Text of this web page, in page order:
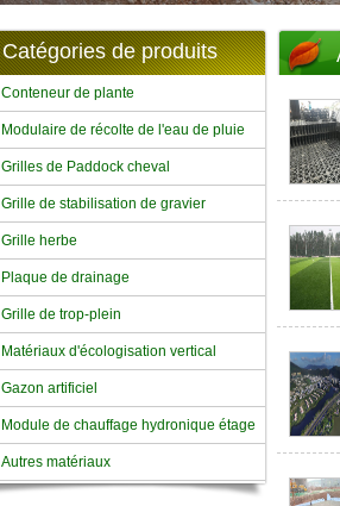
Catégories de produits
Conteneur de plante
Modulaire de récolte de l'eau de pluie
Grilles de Paddock cheval
Grille de stabilisation de gravier
Grille herbe
Plaque de drainage
Grille de trop-plein
Matériaux d'écologisation vertical
Gazon artificiel
Module de chauffage hydronique étage
Autres matériaux